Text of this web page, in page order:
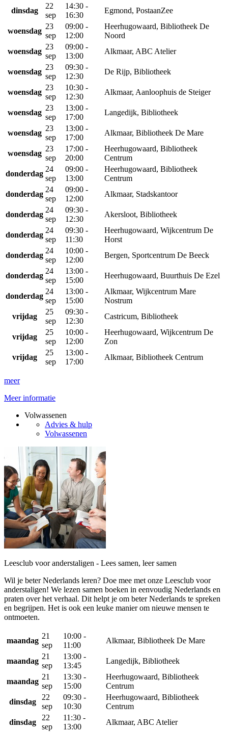
dinsdag
22
sep
14:30 -
16:30
Egmond, PostaanZee
woensdag
23
sep
09:00 -
12:00
Heerhugowaard, Bibliotheek De
Noord
woensdag
23
sep
09:00 -
13:00
Alkmaar, ABC Atelier
woensdag
23
sep
09:30 -
12:30
De Rijp, Bibliotheek
woensdag
23
sep
10:30 -
12:30
Alkmaar, Aanloophuis de Steiger
woensdag
23
sep
13:00 -
17:00
Langedijk, Bibliotheek
woensdag
23
sep
13:00 -
17:00
Alkmaar, Bibliotheek De Mare
woensdag
23
sep
17:00 -
20:00
Heerhugowaard, Bibliotheek
Centrum
donderdag
24
sep
09:00 -
13:00
Heerhugowaard, Bibliotheek
Centrum
donderdag
24
sep
09:00 -
12:00
Alkmaar, Stadskantoor
donderdag
24
sep
09:30 -
12:30
Akersloot, Bibliotheek
donderdag
24
sep
09:30 -
11:30
Heerhugowaard, Wijkcentrum De
Horst
donderdag
24
sep
10:00 -
12:00
Bergen, Sportcentrum De Beeck
donderdag
24
sep
13:00 -
15:00
Heerhugowaard, Buurthuis De Ezel
donderdag
24
sep
13:00 -
15:00
Alkmaar, Wijkcentrum Mare
Nostrum
vrijdag
25
sep
09:30 -
12:30
Castricum, Bibliotheek
vrijdag
25
sep
10:00 -
12:00
Heerhugowaard, Wijkcentrum De
Zon
vrijdag
25
sep
13:00 -
17:00
Alkmaar, Bibliotheek Centrum
meer
Meer informatie
Volwassenen
Advies & hulp
Volwassenen
Leesclub voor anderstaligen - Lees samen, leer samen
Wil je beter Nederlands leren? Doe mee met onze Leesclub voor
anderstaligen! We lezen samen boeken in eenvoudig Nederlands en
praten over het verhaal. Dit helpt je om beter Nederlands te spreken
en begrijpen. Het is ook een leuke manier om nieuwe mensen te
ontmoeten.
maandag
21
sep
10:00 -
11:00
Alkmaar, Bibliotheek De Mare
maandag
21
sep
13:00 -
13:45
Langedijk, Bibliotheek
maandag
21
sep
13:30 -
15:00
Heerhugowaard, Bibliotheek
Centrum
dinsdag
22
sep
09:30 -
10:30
Heerhugowaard, Bibliotheek
Centrum
dinsdag
22
sep
11:30 -
13:00
Alkmaar, ABC Atelier